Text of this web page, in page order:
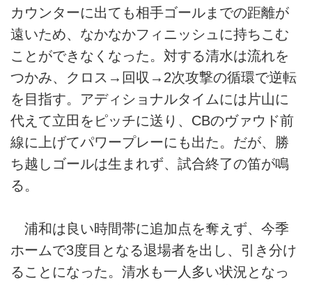
カウンターに出ても相手ゴールまでの距離が
遠いため、なかなかフィニッシュに持ちこむ
ことができなくなった。対する清水は流れを
つかみ、クロス→回収→2次攻撃の循環で逆転
を目指す。アディショナルタイムには片山に
代えて立田をピッチに送り、CBのヴァウド前
線に上げてパワープレーにも出た。だが、勝
ち越しゴールは生まれず、試合終了の笛が鳴
る。
浦和は良い時間帯に追加点を奪えず、今季
ホームで3度目となる退場者を出し、引き分け
ることになった。清水も一人多い状況となっ